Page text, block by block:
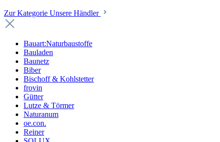
Zur Kategorie Unsere Händler
Bauart:Naturbaustoffe
Bauladen
Baunetz
Biber
Bischoff & Kohlstetter
frovin
Gütter
Lutze & Törmer
Naturanum
oe.con.
Reiner